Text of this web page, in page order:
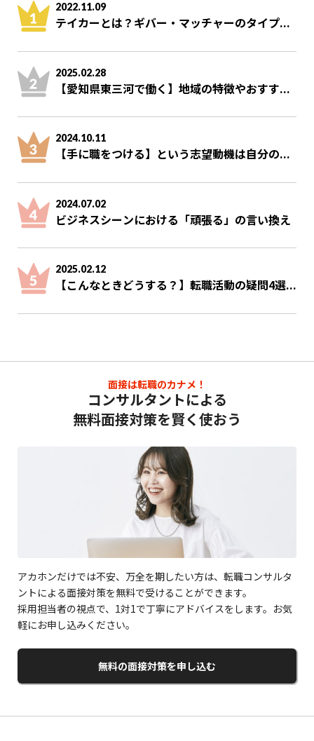
2022.11.09
テイカーとは？ギバー・マッチャーのタイプ...
2025.02.28
【愛知県東三河で働く】地域の特徴やおすす...
2024.10.11
【手に職をつける】という志望動機は自分の...
2024.07.02
ビジネスシーンにおける「頑張る」の言い換え
2025.02.12
【こんなときどうする？】転職活動の疑問4選...
面接は転職のカナメ！
コンサルタントによる
無料面接対策を賢く使おう
アカホンだけでは不安、万全を期したい方は、転職コンサルタ
ントによる面接対策を無料で受けることができます。
採用担当者の視点で、1対1で丁寧にアドバイスをします。お気
軽にお申し込みください。
無料の面接対策を申し込む